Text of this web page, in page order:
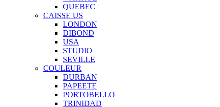
QUEBEC
CAISSE US
LONDON
DIBOND
USA
STUDIO
SEVILLE
COULEUR
DURBAN
PAPEETE
PORTOBELLO
TRINIDAD